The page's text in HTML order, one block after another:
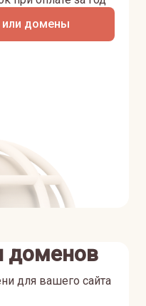
или домены
доменов
для вашего сайта